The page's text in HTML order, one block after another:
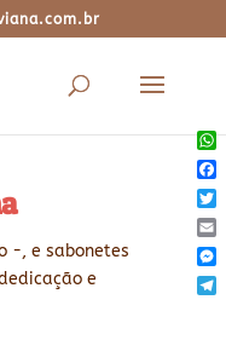
-, e sabonetes
e